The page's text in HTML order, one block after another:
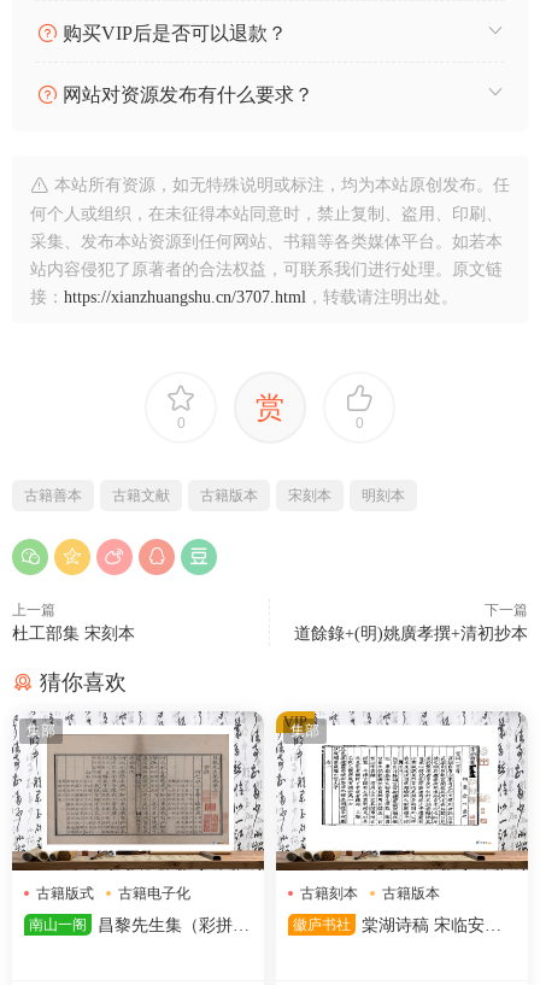
购买VIP后是否可以退款？
网站对资源发布有什么要求？
本站所有资源，如无特殊说明或标注，均为本站原创发布。任
何个人或组织，在未征得本站同意时，禁止复制、盗用、印刷、
采集、发布本站资源到任何网站、书籍等各类媒体平台。如若本
站内容侵犯了原著者的合法权益，可联系我们进行处理。原文链
接： https://xianzhuangshu.cn/3707.html ，转载请注明出处。
0 赏 0
古籍善本 古籍文献 古籍版本 宋刻本 明刻本
上一篇
杜工部集 宋刻本
下一篇
道餘錄+(明)姚廣孝撰+清初抄本
猜你喜欢
集部
古籍版式
古籍电子化
昌黎先生
南山一阁
昌黎先生集（彩拼未
集部
古籍刻本
古籍版本
宋代文献
徽庐书社
棠湖诗稿 宋临安府
VIP